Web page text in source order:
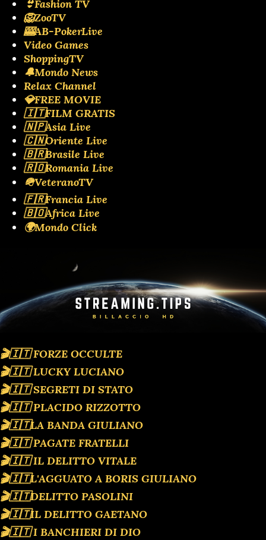
👙Fashion TV
🦁ZooTV
🎰AB-PokerLive
Video Games
ShoppingTV
🔔Mondo News
Relax Channel
💎FREE MOVIE
🇮🇹FILM GRATIS
🇳🇵Asia Live
🇨🇳Oriente Live
🇧🇷Brasile Live
🇷🇴Romania Live
🪖VeteranoTV
🇫🇷Francia Live
🇧🇴Africa Live
🌍Mondo Click
🎬🇮🇹 FORZE OCCULTE
🎬🇮🇹 LUCKY LUCIANO
🎬🇮🇹 SEGRETI DI STATO
🎬🇮🇹 PLACIDO RIZZOTTO
🎬🇮🇹LA BANDA GIULIANO
🎬🇮🇹 PAGATE FRATELLI
🎬🇮🇹 IL DELITTO VITALE
🎬🇮🇹L'AGGUATO A BORIS GIULIANO
🎬🇮🇹DELITTO PASOLINI
🎬🇮🇹IL DELITTO GAETANO
🎬🇮🇹 I BANCHIERI DI DIO